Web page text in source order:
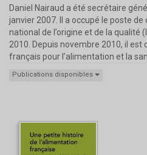
Daniel Nairaud a été secrétaire
janvier 2007. Il a occupé le poste
national de l’origine et de la qualité
2010. Depuis novembre 2010, il est
français pour l’alimentation et la
Publications disponibles